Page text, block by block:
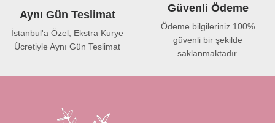
Aynı Gün Teslimat
İstanbul'a Özel, Ekstra Kurye
Ücretiyle Aynı Gün Teslimat
Güvenli Ödeme
Ödeme bilgileriniz 100%
güvenli bir şekilde
saklanmaktadır.